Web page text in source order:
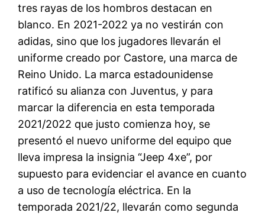
tres rayas de los hombros destacan en
blanco. En 2021-2022 ya no vestirán con
adidas, sino que los jugadores llevarán el
uniforme creado por Castore, una marca de
Reino Unido. La marca estadounidense
ratificó su alianza con Juventus, y para
marcar la diferencia en esta temporada
2021/2022 que justo comienza hoy, se
presentó el nuevo uniforme del equipo que
lleva impresa la insignia “Jeep 4xe”, por
supuesto para evidenciar el avance en cuanto
a uso de tecnología eléctrica. En la
temporada 2021/22, llevarán como segunda